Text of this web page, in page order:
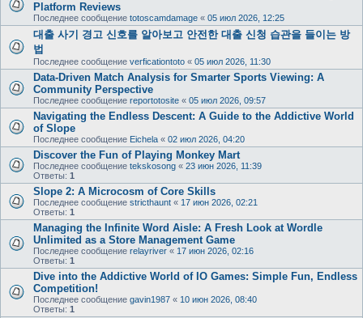
Platform Reviews
Последнее сообщение totoscamdamage « 05 июл 2026, 12:25
대출 사기 경고 신호를 알아보고 안전한 대출 신청 습관을 들이는 방
법
Последнее сообщение verficationtoto « 05 июл 2026, 11:30
Data-Driven Match Analysis for Smarter Sports Viewing: A
Community Perspective
Последнее сообщение reportotosite « 05 июл 2026, 09:57
Navigating the Endless Descent: A Guide to the Addictive World
of Slope
Последнее сообщение Eichela « 02 июл 2026, 04:20
Discover the Fun of Playing Monkey Mart
Последнее сообщение tekskosong « 23 июн 2026, 11:39
Ответы: 1
Slope 2: A Microcosm of Core Skills
Последнее сообщение stricthaunt « 17 июн 2026, 02:21
Ответы: 1
Managing the Infinite Word Aisle: A Fresh Look at Wordle
Unlimited as a Store Management Game
Последнее сообщение relayriver « 17 июн 2026, 02:16
Ответы: 1
Dive into the Addictive World of IO Games: Simple Fun, Endless
Competition!
Последнее сообщение gavin1987 « 10 июн 2026, 08:40
Ответы: 1